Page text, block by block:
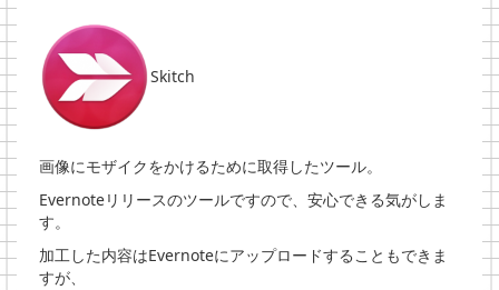
Skitch
画像にモザイクをかけるために取得したツール。
Evernoteリリースのツールですので、安心できる気がしま
す。
加工した内容はEvernoteにアップロードすることもできま
すが、